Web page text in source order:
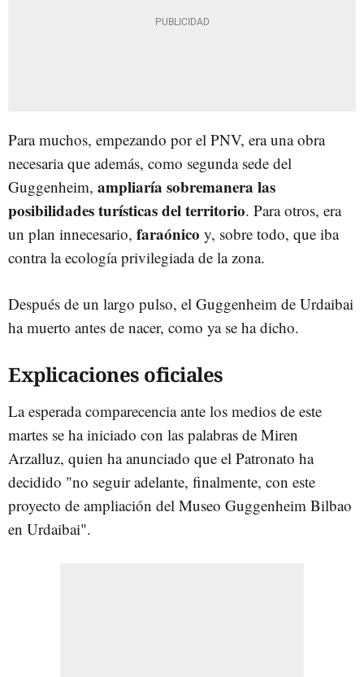
Para muchos, empezando por el PNV, era una obra
necesaria que además, como segunda sede del
Guggenheim, ampliaría sobremanera las
posibilidades turísticas del territorio. Para otros, era
un plan innecesario, faraónico y, sobre todo, que iba
contra la ecología privilegiada de la zona.
Después de un largo pulso, el Guggenheim de Urdaibai
ha muerto antes de nacer, como ya se ha dicho.
Explicaciones oficiales
La esperada comparecencia ante los medios de este
martes se ha iniciado con las palabras de Miren
Arzalluz, quien ha anunciado que el Patronato ha
decidido "no seguir adelante, finalmente, con este
proyecto de ampliación del Museo Guggenheim Bilbao
en Urdaibai".